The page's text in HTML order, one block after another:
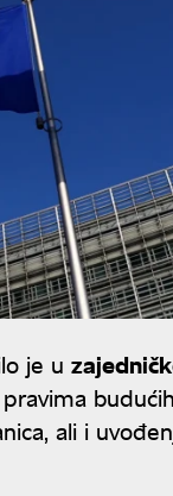
je u
ali i